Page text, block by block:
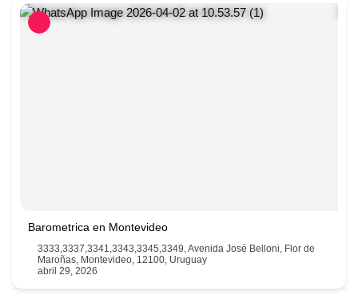
Barometrica en Montevideo
3333,3337,3341,3343,3345,3349, Avenida José Belloni, Flor de
Maroñas, Montevideo, 12100, Uruguay
abril 29, 2026